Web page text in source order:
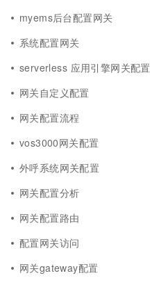
myems后台配置网关
系统配置网关
serverless 应用引擎网关配置
网关自定义配置
网关配置流程
vos3000网关配置
外呼系统网关配置
网关配置分析
网关配置路由
配置网关访问
网关gateway配置